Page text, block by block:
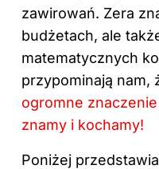
zawirowań. Zera
budżetach, ale
matematycznych
przypominają nam,
ogromne
znamy i kochamy!
Poniżej